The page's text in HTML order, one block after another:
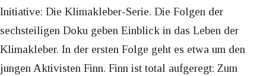
Initiative: Die Klimakleber-Serie. Die Folgen der
sechsteiligen Doku geben Einblick in das Leben der
Klimakleber. In der ersten Folge geht es etwa um den
jungen Aktivisten Finn. Finn ist total aufgeregt: Zum